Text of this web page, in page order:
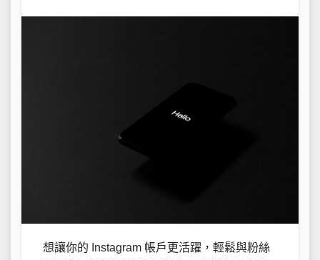
想讓你的 Instagram 帳戶更活躍，輕鬆與粉絲